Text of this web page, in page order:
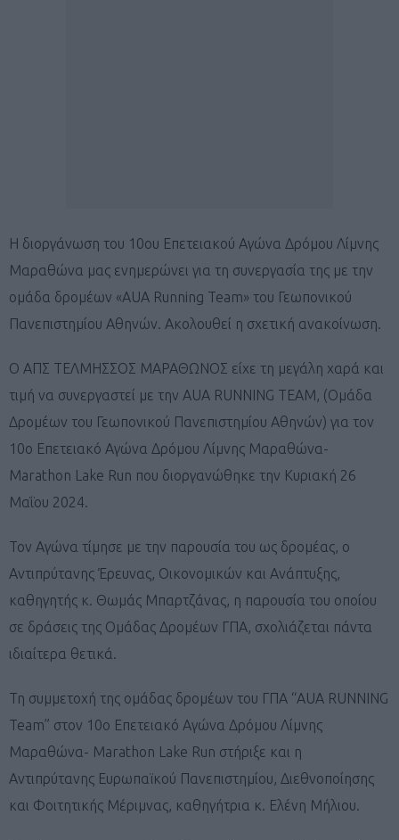
Η διοργάνωση του 10ου Επετειακού Αγώνα Δρόμου Λίμνης
Μαραθώνα μας ενημερώνει για τη συνεργασία της με την
ομάδα δρομέων «AUA Running Team» του Γεωπονικού
Πανεπιστημίου Αθηνών. Ακολουθεί η σχετική ανακοίνωση.
Ο ΑΠΣ ΤΕΛΜΗΣΣΟΣ ΜΑΡΑΘΩΝΟΣ είχε τη μεγάλη χαρά και
τιμή να συνεργαστεί με την AUA RUNNING TEAM, (Ομάδα
Δρομέων του Γεωπονικού Πανεπιστημίου Αθηνών) για τον
10ο Επετειακό Αγώνα Δρόμου Λίμνης Μαραθώνα-
Marathon Lake Run που διοργανώθηκε την Κυριακή 26
Μαΐου 2024.
Τον Αγώνα τίμησε με την παρουσία του ως δρομέας, ο
Αντιπρύτανης Έρευνας, Οικονομικών και Ανάπτυξης,
καθηγητής κ. Θωμάς Μπαρτζάνας, η παρουσία του οποίου
σε δράσεις της Ομάδας Δρομέων ΓΠΑ, σχολιάζεται πάντα
ιδιαίτερα θετικά.
Τη συμμετοχή της ομάδας δρομέων του ΓΠΑ “AUA RUNNING
Team” στον 10ο Επετειακό Αγώνα Δρόμου Λίμνης
Μαραθώνα- Marathon Lake Run στήριξε και η
Αντιπρύτανης Ευρωπαϊκού Πανεπιστημίου, Διεθνοποίησης
και Φοιτητικής Μέριμνας, καθηγήτρια κ. Ελένη Μήλιου.